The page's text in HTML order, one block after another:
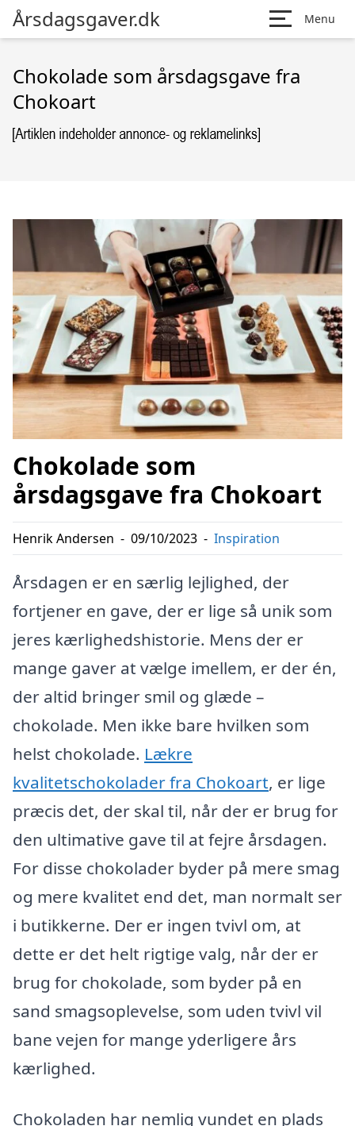
Årsdagsgaver.dk Menu
Chokolade som årsdagsgave fra
Chokoart
Chokolade som
årsdagsgave fra Chokoart
Henrik Andersen - 09/10/2023 - Inspiration
Årsdagen er en særlig lejlighed, der
fortjener en gave, der er lige så unik som
jeres kærlighedshistorie. Mens der er
mange gaver at vælge imellem, er der én,
der altid bringer smil og glæde –
chokolade. Men ikke bare hvilken som
helst chokolade. Lækre
kvalitetschokolader fra Chokoart, er lige
præcis det, der skal til, når der er brug for
den ultimative gave til at fejre årsdagen.
For disse chokolader byder på mere smag
og mere kvalitet end det, man normalt ser
i butikkerne. Der er ingen tvivl om, at
dette er det helt rigtige valg, når der er
brug for chokolade, som byder på en
sand smagsoplevelse, som uden tvivl vil
bane vejen for mange yderligere års
kærlighed.
Chokoladen har nemlig vundet en plads